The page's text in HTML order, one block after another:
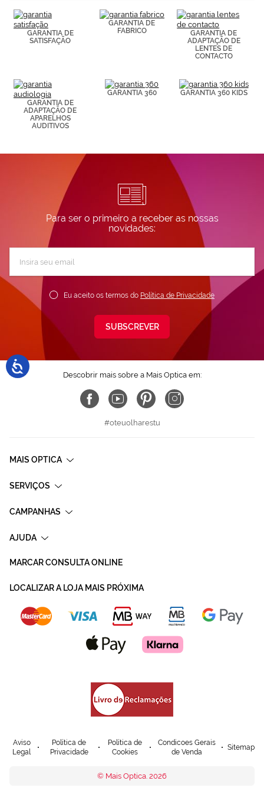
de páginas
visitadas).
Puedes
consultar más
Cookies.
GARANTIA DE
SATISFAÇÃO
GARANTIA DE
FABRICO
GARANTIA DE
ADAPTAÇÃO DE
LENTES DE
CONTACTO
GARANTIA DE
ADAPTAÇÃO DE
APARELHOS
AUDITIVOS
GARANTIA 360 GARANTIA 360 KIDS
Para ser o primeiro a receber as nossas
novidades:
Newsletter:
Eu aceito os termos do Política de Privacidade
SUBSCREVER
Descobrir mais sobre a Mais Optica em:
#oteuolharestu
MAIS OPTICA
SERVIÇOS
CAMPANHAS
AJUDA
MARCAR CONSULTA ONLINE
LOCALIZAR A LOJA MAIS PRÓXIMA
Aviso
Legal
Política de
Privacidade
Política de
Cookies
Condicoes Gerais
de Venda
Sitemap
© Mais Optica. 2026